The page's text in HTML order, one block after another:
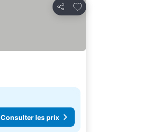
Partager
Ajouter à mes favoris
Consulter les prix